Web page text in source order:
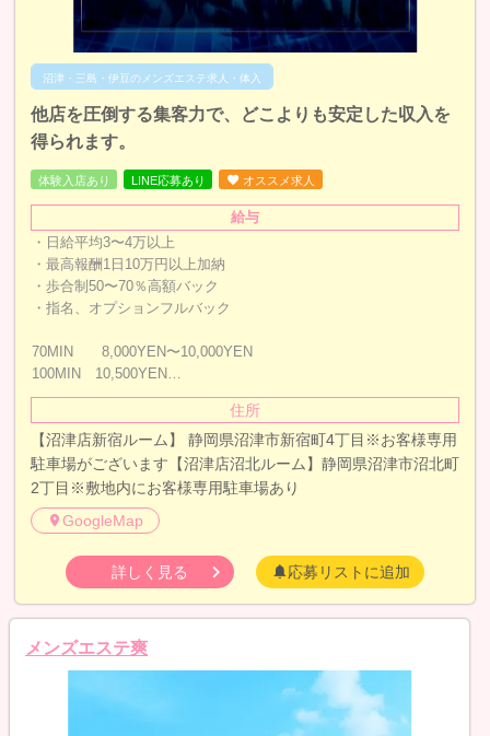
沼津・三島・伊豆のメンズエステ求人・体入
他店を圧倒する集客力で、どこよりも安定した収入を
得られます。
体験入店あり LINE応募あり オススメ求人
給与
・日給平均3〜4万以上
・最高報酬1日10万円以上加納
・歩合制50〜70％高額バック
・指名、オプションフルバック
70MIN 8,000YEN〜10,000YEN
100MIN 10,500YEN…
住所
【沼津店新宿ルーム】 静岡県沼津市新宿町4丁目※お客様専用
駐車場がございます【沼津店沼北ルーム】静岡県沼津市沼北町
2丁目※敷地内にお客様専用駐車場あり
GoogleMap
詳しく見る 応募リストに追加
メンズエステ爽